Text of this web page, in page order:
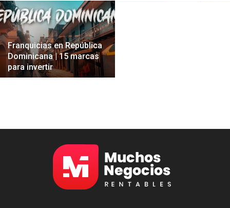
Franquicias en República
Dominicana | 15 marcas
para invertir